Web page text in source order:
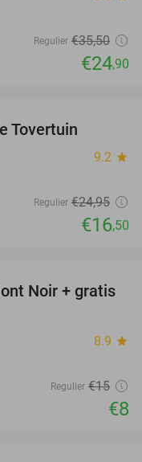
Regulier €35,50
€24,90
Tovertuin
9.2 star
Regulier €24,95
€16,50
47%
Noir + gratis
8.9 star
Regulier €15
€8